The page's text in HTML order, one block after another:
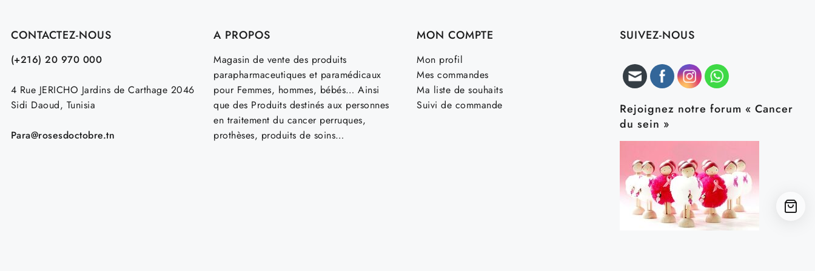
CONTACTEZ-NOUS
(+216) 20 970 000
4 Rue JERICHO Jardins de Carthage 2046
Sidi Daoud, Tunisia
Para@rosesdoctobre.tn
A PROPOS
Magasin de vente des produits
parapharmaceutiques et paramédicaux
pour Femmes, hommes, bébés… Ainsi
que des Produits destinés aux personnes
en traitement du cancer perruques,
prothèses, produits de soins…
MON COMPTE
Mon profil
Mes commandes
Ma liste de souhaits
Suivi de commande
SUIVEZ-NOUS
Rejoignez notre forum « Cancer
du sein »